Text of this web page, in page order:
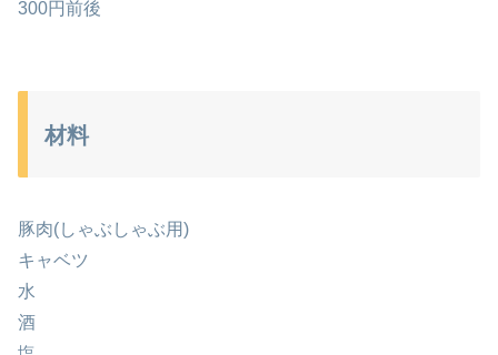
300円前後
材料
豚肉(しゃぶしゃぶ用)
キャベツ
水
酒